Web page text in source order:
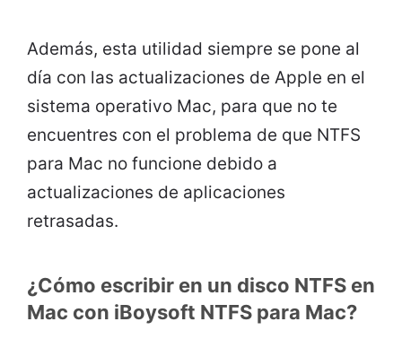
Además, esta utilidad siempre se pone al
día con las actualizaciones de Apple en el
sistema operativo Mac, para que no te
encuentres con el problema de que NTFS
para Mac no funcione debido a
actualizaciones de aplicaciones
retrasadas.
¿Cómo escribir en un disco NTFS en
Mac con iBoysoft NTFS para Mac?